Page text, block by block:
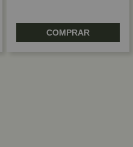
COMPRAR